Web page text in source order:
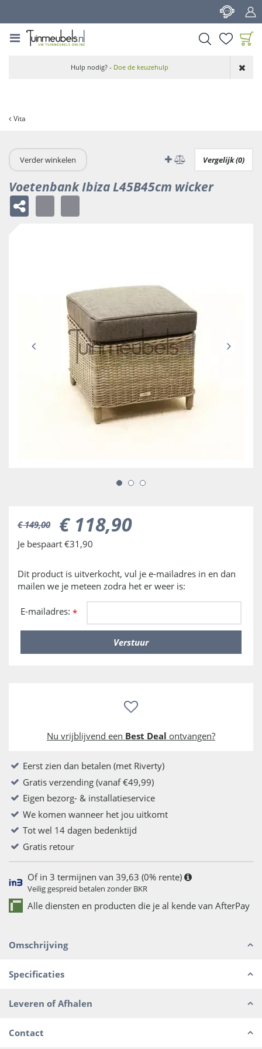
Vita
aan wensenlijst
Hulp nodig? - Doe de keuzehulp
Verder winkelen Vergelijk (0)
Voetenbank Ibiza L45B45cm wicker
€ 149,00 € 118,90
Je bespaart €31,90
Dit product is uitverkocht, vul je e-mailadres in en dan
mailen we je meteen zodra het er weer is:
E-mailadres: *
Nu vrijblijvend een Best Deal ontvangen?
Eerst zien dan betalen (met Riverty)
Gratis verzending (vanaf €49,99)
Eigen bezorg- & installatieservice
We komen wanneer het jou uitkomt
Tot wel 14 dagen bedenktijd
Gratis retour
Of in 3 termijnen van 39,63 (0% rente)
Veilig gespreid betalen zonder BKR
Alle diensten en producten die je al kende van AfterPay
Omschrijving
Specificaties
Leveren of Afhalen
Contact